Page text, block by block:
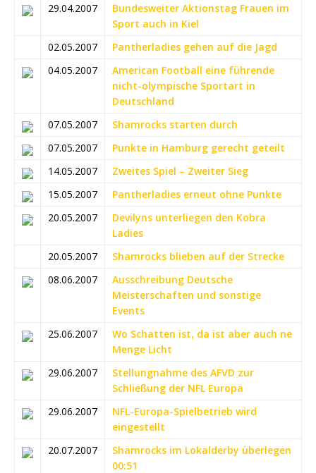
29.04.2007
Bundesweiter Aktionstag Frauen im
Sport auch in Kiel
02.05.2007
Pantherladies gehen auf die Jagd
04.05.2007
American Football eine führende
nicht-olympische Sportart in
Deutschland
07.05.2007
Shamrocks starten durch
07.05.2007
Punkte in Hamburg gerecht geteilt
14.05.2007
Zweites Spiel – Zweiter Sieg
15.05.2007
Pantherladies erneut ohne Punkte
20.05.2007
Devilyns unterliegen den Kobra
Ladies
20.05.2007
Shamrocks blieben auf der Strecke
08.06.2007
Ausschreibung Deutsche
Meisterschaften und sonstige
Events
25.06.2007
Wo Schatten ist, da ist aber auch ne
Menge Licht
29.06.2007
Stellungnahme des AFVD zur
Schließung der NFL Europa
29.06.2007
NFL-Europa-Spielbetrieb wird
eingestellt
20.07.2007
Shamrocks im Lokalderby überlegen
00:51